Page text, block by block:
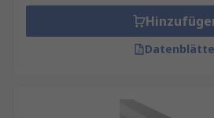
sich unproblematisch: Die
langlebig und erfordern
Aufwand, um ihre